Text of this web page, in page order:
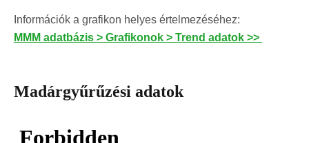
Információk a grafikon helyes értelmezéséhez:
MMM adatbázis > Grafikonok > Trend adatok >>
Madárgyűrűzési adatok